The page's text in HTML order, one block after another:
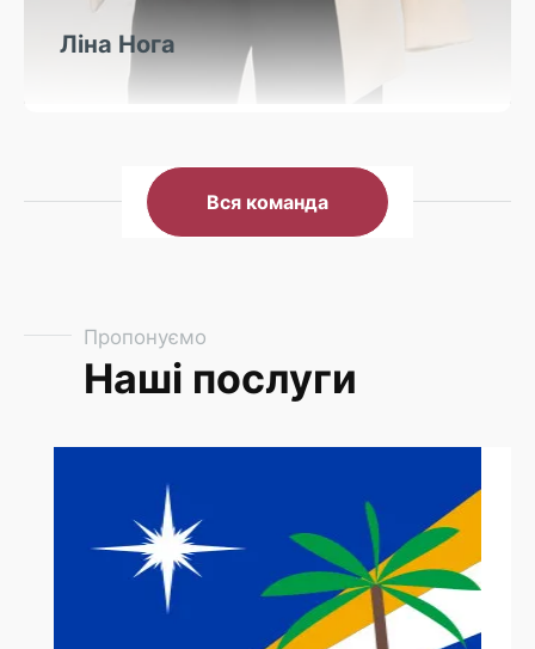
Ліна Нога
Вся команда
Пропонуємо
Наші послуги